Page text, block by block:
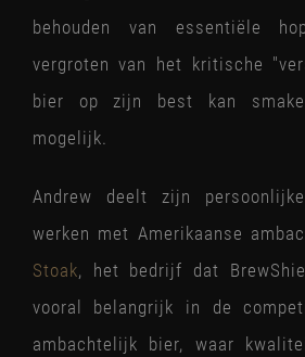
behouden van essentiële
vergroten van het kritische
bier op zijn best kan
mogelijk.
Andrew deelt zijn
werken met Amerikaanse
Stoak, het bedrijf dat
vooral belangrijk in de
ambachtelijk bier, waar